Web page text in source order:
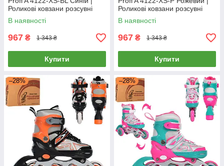
Роликові ковзани розсувні
В наявності
967 ₴ 1 343 ₴
Купити
Роликові ковзани розсувні
В наявності
967 ₴ 1 343 ₴
Купити
–28% –28%